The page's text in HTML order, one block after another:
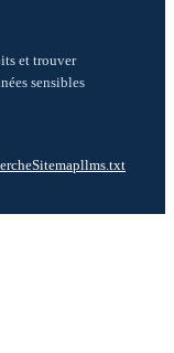
et trouver
sensibles
Sitemapllms.txt